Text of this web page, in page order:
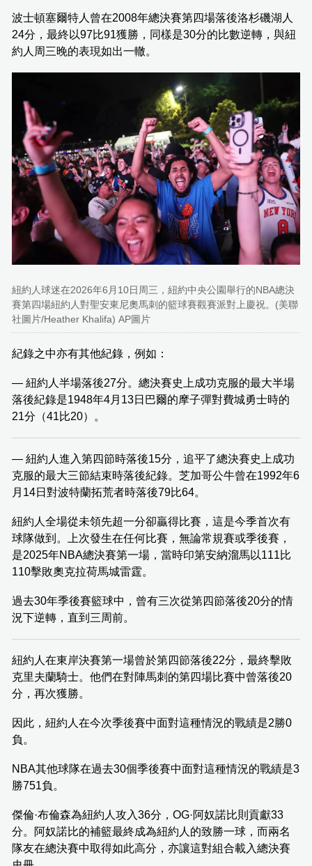
波士頓塞爾特人曾在2008年總決賽第四場落後洛杉磯湖人
24分，最終以97比91獲勝，同樣是30分的比數逆轉，與紐
約人周三晚的表現如出一轍。
紐約人球迷在2026年6月10日周三，紐約中央公園舉行的NBA總決
賽第四場紐約人對聖安東尼奧馬刺的籃球賽觀賽派對上慶祝。(美聯
社圖片/Heather Khalifa) AP圖片
紀錄之中亦有其他紀錄，例如：
— 紐約人半場落後27分。總決賽史上成功克服的最大半場
落後紀錄是1948年4月13日巴爾的摩子彈對費城勇士時的
21分（41比20）。
— 紐約人進入第四節時落後15分，追平了總決賽史上成功
克服的最大三節結束時落後紀錄。芝加哥公牛曾在1992年6
月14日對波特蘭拓荒者時落後79比64。
紐約人全場從未領先超一分卻贏得比賽，這是今季首次有
球隊做到。上次發生在任何比賽，無論常規賽或季後賽，
是2025年NBA總決賽第一場，當時印第安納溜馬以111比
110擊敗奧克拉荷馬城雷霆。
過去30年季後賽籃球中，曾有三次從第四節落後20分的情
況下逆轉，直到三周前。
紐約人在東岸決賽第一場曾於第四節落後22分，最終擊敗
克里夫蘭騎士。他們在對陣馬刺的第四場比賽中曾落後20
分，再次獲勝。
因此，紐約人在今次季後賽中面對這種情況的戰績是2勝0
負。
NBA其他球隊在過去30個季後賽中面對這種情況的戰績是3
勝751負。
傑倫·布倫森為紐約人攻入36分，OG·阿奴諾比則貢獻33
分。阿奴諾比的補籃最終成為紐約人的致勝一球，而兩名
隊友在總決賽中取得如此高分，亦讓這對組合載入總決賽